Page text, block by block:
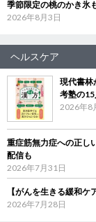
季節限定の桃のかき氷
2026年8月3日
ヘルスケア
現代書
考塾の
2026年8
重症筋無力症への正し
配信も
2026年7月31日
【がんを生きる緩和
2026年7月28日